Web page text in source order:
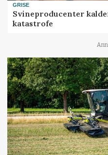
GRISE
Svineproducenter
katastrofe